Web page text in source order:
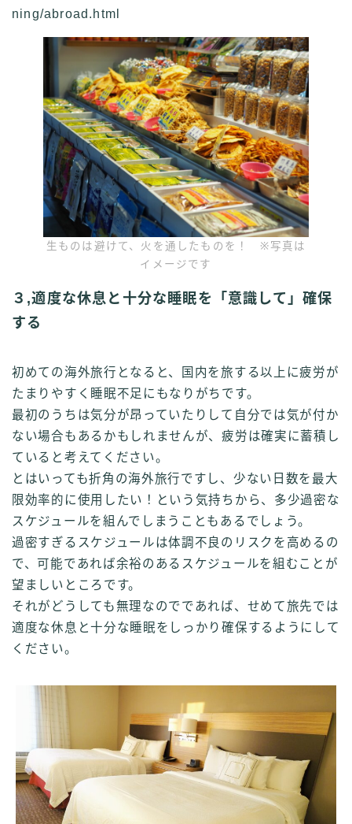
ning/abroad.html
生ものは避けて、火を通したものを！ ※写真は
イメージです
３,適度な休息と十分な睡眠を「意識して」確保
する
初めての海外旅行となると、国内を旅する以上に疲労が
たまりやすく睡眠不足にもなりがちです。
最初のうちは気分が昂っていたりして自分では気が付か
ない場合もあるかもしれませんが、疲労は確実に蓄積し
ていると考えてください。
とはいっても折角の海外旅行ですし、少ない日数を最大
限効率的に使用したい！という気持ちから、多少過密な
スケジュールを組んでしまうこともあるでしょう。
過密すぎるスケジュールは体調不良のリスクを高めるの
で、可能であれば余裕のあるスケジュールを組むことが
望ましいところです。
それがどうしても無理なのでであれば、せめて旅先では
適度な休息と十分な睡眠をしっかり確保するようにして
ください。